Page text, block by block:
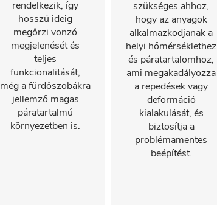
rendelkezik, így
hosszú ideig
megőrzi vonzó
megjelenését és
teljes
funkcionalitását,
még a fürdőszobákra
jellemző magas
páratartalmú
környezetben is.
szükséges ahhoz,
hogy az anyagok
alkalmazkodjanak a
helyi hőmérséklethez
és páratartalomhoz,
ami megakadályozza
a repedések vagy
deformáció
kialakulását, és
biztosítja a
problémamentes
beépítést.